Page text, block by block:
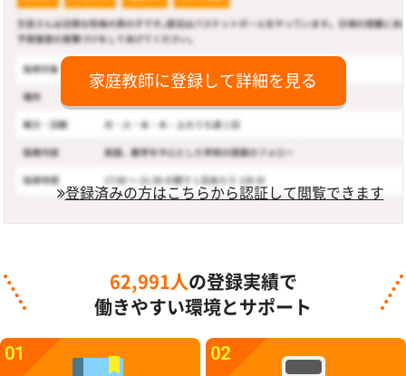
家庭教師に登録して詳細を見る
登録済みの方はこちらから認証して閲覧できます
62,991人 の登録実績で
働きやすい環境とサポート
01 02